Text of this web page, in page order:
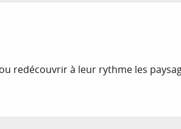
redécouvrir à leur rythme les